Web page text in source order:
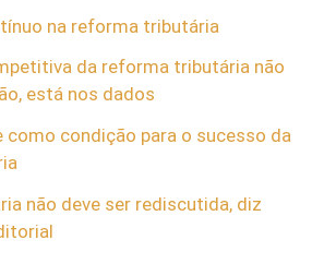
na reforma tributária
da reforma tributária não
está nos dados
como condição para o sucesso da
não deve ser rediscutida, diz